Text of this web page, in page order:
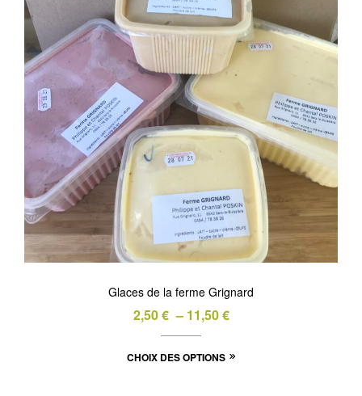
options
peuvent
être
choisies
la
page
Glaces de la ferme Grignard
2,50€ – 11,50€
Plage
de
prix :
CHOIX DES OPTIONS
Ce